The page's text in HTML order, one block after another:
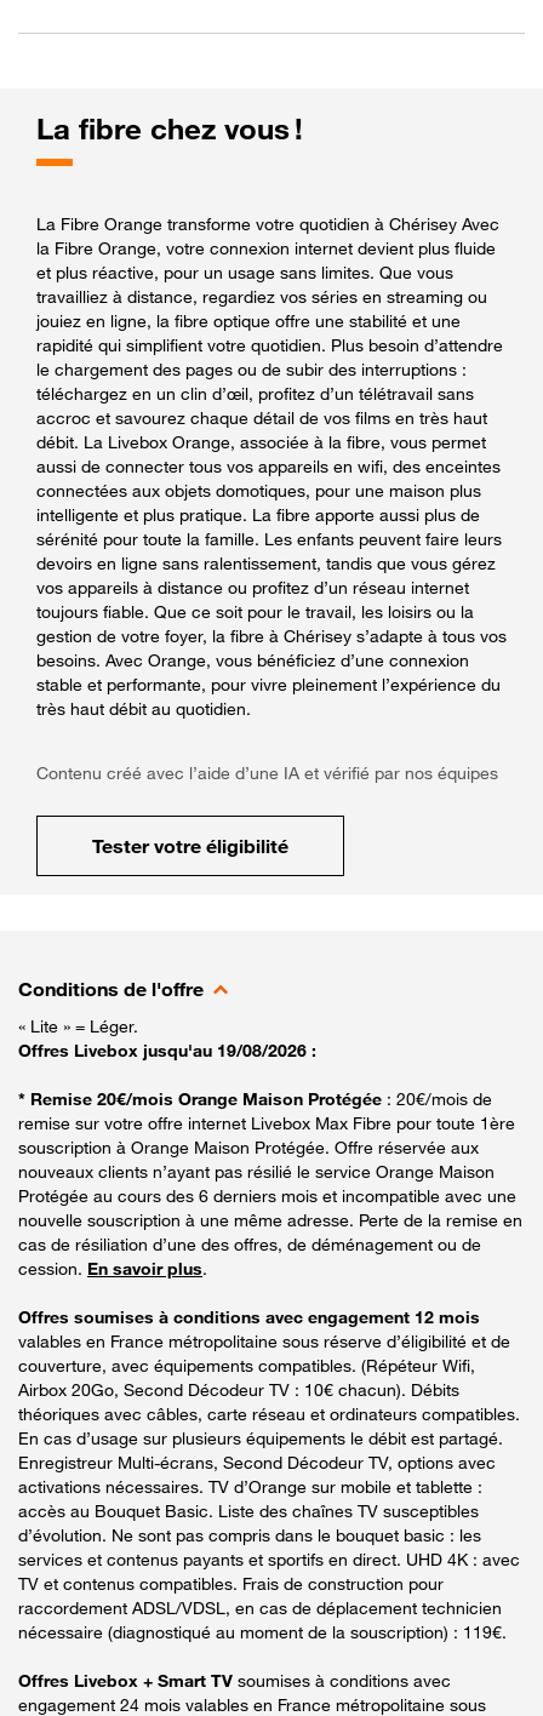
La fibre chez vous !
La Fibre Orange transforme votre quotidien à Chérisey Avec
la Fibre Orange, votre connexion internet devient plus fluide
et plus réactive, pour un usage sans limites. Que vous
travailliez à distance, regardiez vos séries en streaming ou
jouiez en ligne, la fibre optique offre une stabilité et une
rapidité qui simplifient votre quotidien. Plus besoin d’attendre
le chargement des pages ou de subir des interruptions :
téléchargez en un clin d’œil, profitez d’un télétravail sans
accroc et savourez chaque détail de vos films en très haut
débit. La Livebox Orange, associée à la fibre, vous permet
aussi de connecter tous vos appareils en wifi, des enceintes
connectées aux objets domotiques, pour une maison plus
intelligente et plus pratique. La fibre apporte aussi plus de
sérénité pour toute la famille. Les enfants peuvent faire leurs
devoirs en ligne sans ralentissement, tandis que vous gérez
vos appareils à distance ou profitez d’un réseau internet
toujours fiable. Que ce soit pour le travail, les loisirs ou la
gestion de votre foyer, la fibre à Chérisey s’adapte à tous vos
besoins. Avec Orange, vous bénéficiez d’une connexion
stable et performante, pour vivre pleinement l’expérience du
très haut débit au quotidien.
Contenu créé avec l’aide d’une IA et vérifié par nos équipes
Tester votre éligibilité
Conditions de l'offre
« Lite » = Léger.
Offres Livebox jusqu'au 19/08/2026 :
* Remise 20€/mois Orange Maison Protégée : 20€/mois de
remise sur votre offre internet Livebox Max Fibre pour toute 1ère
souscription à Orange Maison Protégée. Offre réservée aux
nouveaux clients n’ayant pas résilié le service Orange Maison
Protégée au cours des 6 derniers mois et incompatible avec une
nouvelle souscription à une même adresse. Perte de la remise en
cas de résiliation d’une des offres, de déménagement ou de
cession. En savoir plus.
Offres soumises à conditions avec engagement 12 mois
valables en France métropolitaine sous réserve d’éligibilité et de
couverture, avec équipements compatibles. (Répéteur Wifi,
Airbox 20Go, Second Décodeur TV : 10€ chacun). Débits
théoriques avec câbles, carte réseau et ordinateurs compatibles.
En cas d’usage sur plusieurs équipements le débit est partagé.
Enregistreur Multi-écrans, Second Décodeur TV, options avec
activations nécessaires. TV d’Orange sur mobile et tablette :
accès au Bouquet Basic. Liste des chaînes TV susceptibles
d’évolution. Ne sont pas compris dans le bouquet basic : les
services et contenus payants et sportifs en direct. UHD 4K : avec
TV et contenus compatibles. Frais de construction pour
raccordement ADSL/VDSL, en cas de déplacement technicien
nécessaire (diagnostiqué au moment de la souscription) : 119€.
Offres Livebox + Smart TV soumises à conditions avec
engagement 24 mois valables en France métropolitaine sous